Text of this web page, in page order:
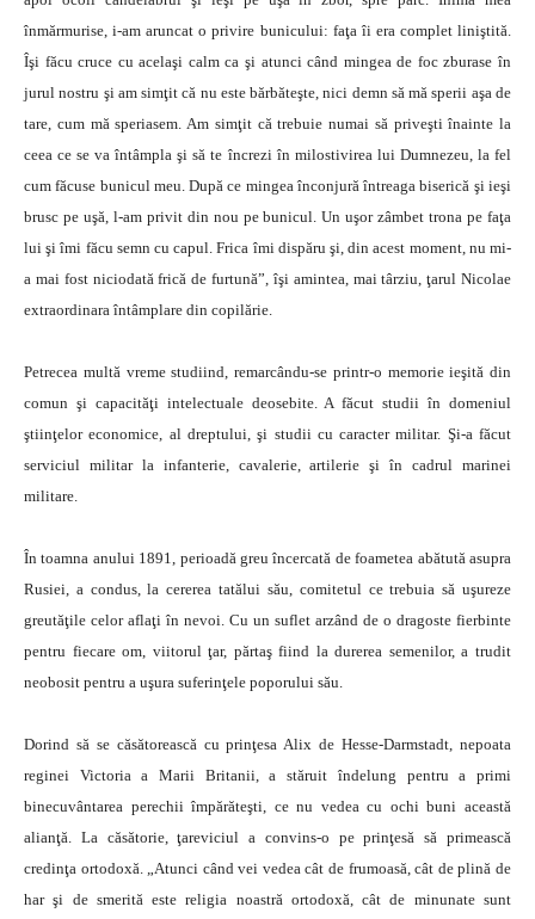
înmărmurise, i-am aruncat o privire bunicului: faţa îi era complet liniştită.
Îşi făcu cruce cu acelaşi calm ca şi atunci când mingea de foc zburase în
jurul nostru şi am simţit că nu este bărbăteşte, nici demn să mă sperii aşa de
tare, cum mă speriasem. Am simţit că trebuie numai să priveşti înainte la
ceea ce se va întâmpla şi să te încrezi în milostivirea lui Dumnezeu, la fel
cum făcuse bunicul meu. După ce mingea înconjură întreaga biserică şi ieşi
brusc pe uşă, l-am privit din nou pe bunicul. Un uşor zâmbet trona pe faţa
lui şi îmi făcu semn cu capul. Frica îmi dispăru şi, din acest moment, nu mi-
a mai fost niciodată frică de furtună”, îşi amintea, mai târziu, ţarul Nicolae
extraordinara întâmplare din copilărie.
Petrecea multă vreme studiind, remarcându-se printr-o memorie ieşită din
comun şi capacităţi intelectuale deosebite. A făcut studii în domeniul
ştiinţelor economice, al dreptului, şi studii cu caracter militar. Şi-a făcut
serviciul militar la infanterie, cavalerie, artilerie şi în cadrul marinei
militare.
În toamna anului 1891, perioadă greu încercată de foametea abătută asupra
Rusiei, a condus, la cererea tatălui său, comitetul ce trebuia să uşureze
greutăţile celor aflaţi în nevoi. Cu un suflet arzând de o dragoste fierbinte
pentru fiecare om, viitorul ţar, părtaş fiind la durerea semenilor, a trudit
neobosit pentru a uşura suferinţele poporului său.
Dorind să se căsătorească cu prinţesa Alix de Hesse-Darmstadt, nepoata
reginei Victoria a Marii Britanii, a stăruit îndelung pentru a primi
binecuvântarea perechii împărăteşti, ce nu vedea cu ochi buni această
alianţă. La căsătorie, ţareviciul a convins-o pe prinţesă să primească
credinţa ortodoxă. „Atunci când vei vedea cât de frumoasă, cât de plină de
har şi de smerită este religia noastră ortodoxă, cât de minunate sunt